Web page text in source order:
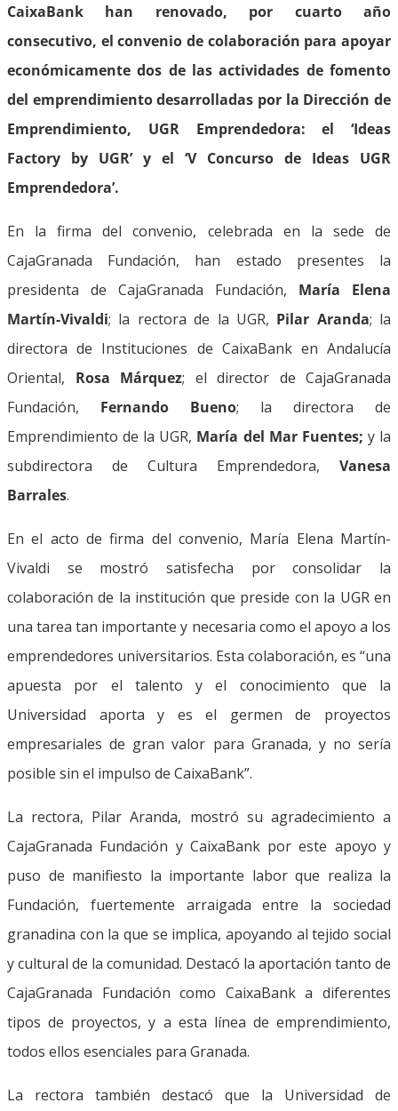
CaixaBank han renovado, por cuarto año
consecutivo, el convenio de colaboración para apoyar
económicamente dos de las actividades de fomento
del emprendimiento desarrolladas por la Dirección de
Emprendimiento, UGR Emprendedora: el ‘Ideas
Factory by UGR’ y el ‘V Concurso de Ideas UGR
Emprendedora’.
En la firma del convenio, celebrada en la sede de
CajaGranada Fundación, han estado presentes la
presidenta de CajaGranada Fundación, María Elena
Martín-Vivaldi; la rectora de la UGR, Pilar Aranda; la
directora de Instituciones de CaixaBank en Andalucía
Oriental, Rosa Márquez; el director de CajaGranada
Fundación, Fernando Bueno; la directora de
Emprendimiento de la UGR, María del Mar Fuentes; y la
subdirectora de Cultura Emprendedora, Vanesa
Barrales.
En el acto de firma del convenio, María Elena Martín-
Vivaldi se mostró satisfecha por consolidar la
colaboración de la institución que preside con la UGR en
una tarea tan importante y necesaria como el apoyo a los
emprendedores universitarios. Esta colaboración, es “una
apuesta por el talento y el conocimiento que la
Universidad aporta y es el germen de proyectos
empresariales de gran valor para Granada, y no sería
posible sin el impulso de CaixaBank”.
La rectora, Pilar Aranda, mostró su agradecimiento a
CajaGranada Fundación y CaixaBank por este apoyo y
puso de manifiesto la importante labor que realiza la
Fundación, fuertemente arraigada entre la sociedad
granadina con la que se implica, apoyando al tejido social
y cultural de la comunidad. Destacó la aportación tanto de
CajaGranada Fundación como CaixaBank a diferentes
tipos de proyectos, y a esta línea de emprendimiento,
todos ellos esenciales para Granada.
La rectora también destacó que la Universidad de